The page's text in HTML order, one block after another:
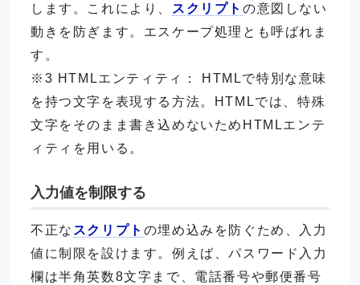
します。これにより、
スクリプト の意図しない
動きを防ぎます。エスケープ処理とも呼ばれま
す。
※3 HTMLエンティティ： HTMLで特別な意味
を持つ文字を表現する方法。HTMLでは、特殊
文字をそのまま書き込めないためHTMLエンテ
ィティを用いる。
入力値を制限する
不正な スクリプト の埋め込みを防ぐため、入力
値に制限を設けます。例えば、パスワード入力
欄は半角英数8文字まで、電話番号や郵便番号